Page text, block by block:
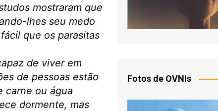
mostraram que
lhes seu medo
que os parasitas
de viver em
de pessoas estão
carne ou água
dormente, mas
Fotos de OVNIs